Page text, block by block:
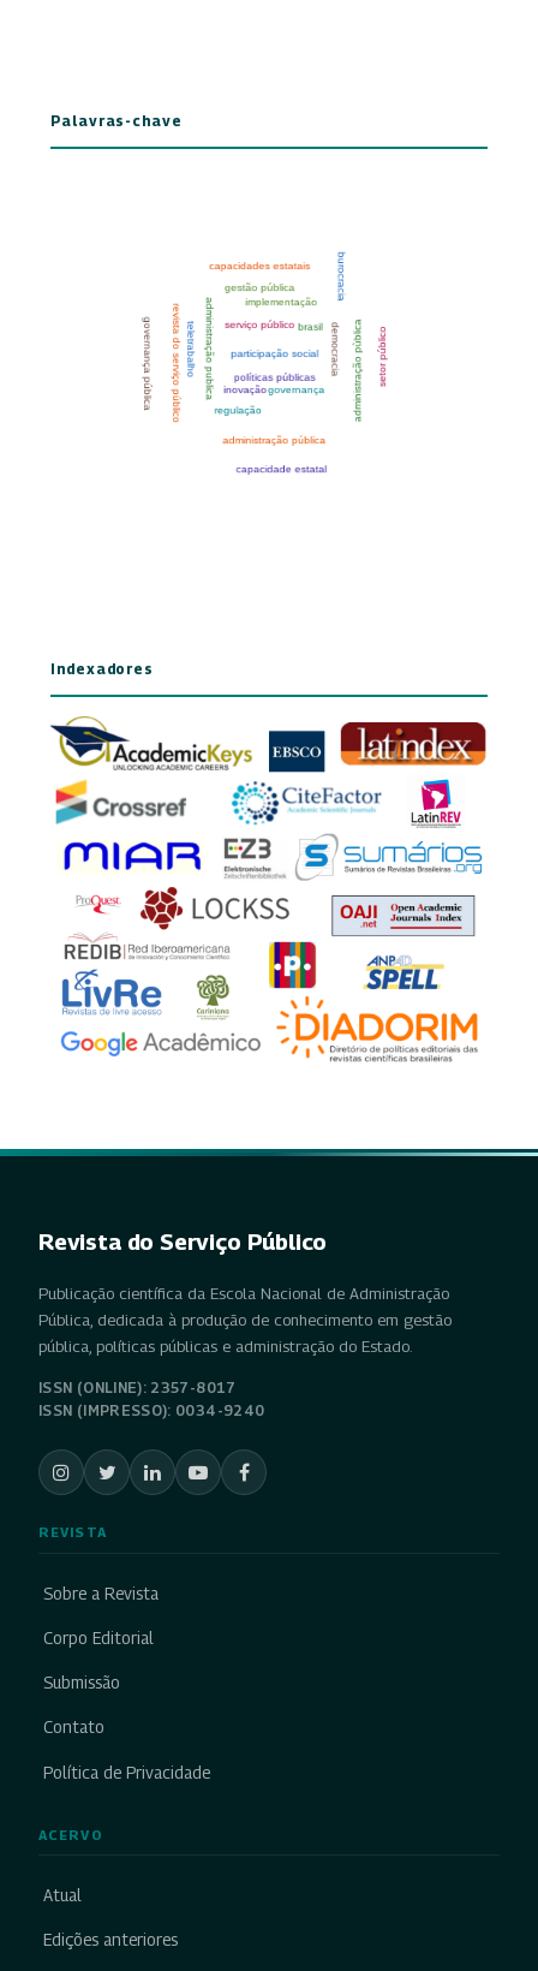
Palavras-chave
Indexadores
Revista do Serviço Público
Publicação científica da Escola Nacional de Administração
Pública, dedicada à produção de conhecimento em gestão
pública, políticas públicas e administração do Estado.
ISSN (ONLINE): 2357-8017
ISSN (IMPRESSO): 0034-9240
REVISTA
Sobre a Revista
Corpo Editorial
Submissão
Contato
Política de Privacidade
ACERVO
Atual
Edições anteriores